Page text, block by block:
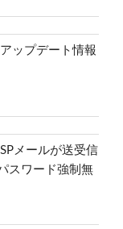
ップデート情報
メールが送受信
スワード強制無